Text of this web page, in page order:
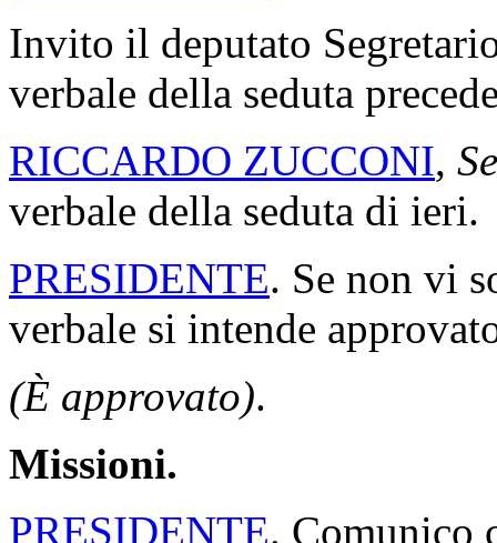
Invito il deputato
verbale della seduta
RICCARDO ZUCCONI,
verbale della seduta di ieri.
PRESIDENTE. Se non vi
verbale si intende
(È approvato).
Missioni.
PRESIDENTE. Comunico